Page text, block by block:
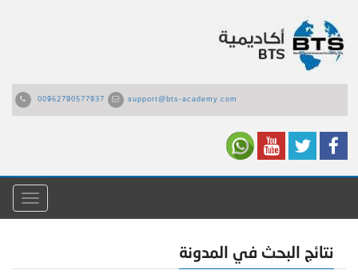
00962790577937 support@bts-academy.com
القائمة
نتائج البحث في المدونة